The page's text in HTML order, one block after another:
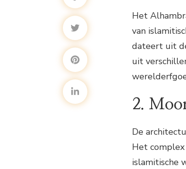
Het
van
dateert uit
uit
2.
De
Het
islamitische